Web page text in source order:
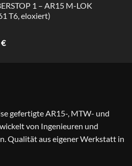
is:
24,99 €.
1 – AR15 M-LOK
T6, eloxiert)
€Current
gefertigte AR15-, MTW- und
von Ingenieuren und
Qualität aus eigener Werkstatt in